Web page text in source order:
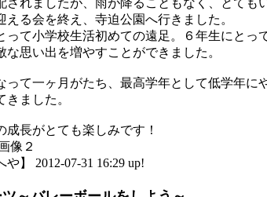
れましたが、雨が降ることもなく、とても
る会を終え、寺迫公園へ行きました。
て小学校生活初めての遠足。６年生にとっ
思い出を増やすことができました。
て一ヶ月がたち、最高学年として低学年に
きました。
長がとても楽しみです！
や】 2012-07-31 16:29 up!